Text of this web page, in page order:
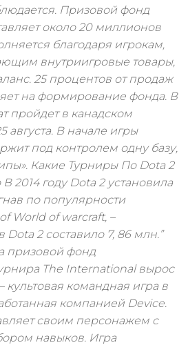
Призовой фонд
около 20 миллионов
благодаря игрокам,
внутриигровые товары,
25 процентов от продаж
на формирование фонда. В
пройдет в канадском
августа. В начале игры
под контролем одну базу,
Какие Турниры По Dota 2
2014 году Dota 2 установила
по популярности
World of warcraft, –
Dota 2 составило 7, 86 млн.”
призовой фонд
The International вырос
культовая командная игра в
компанией Device.
своим персонажем с
навыков. Игра